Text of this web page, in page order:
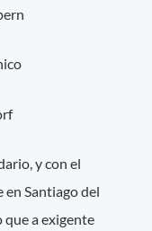
y con el
Santiago del
que a exigente